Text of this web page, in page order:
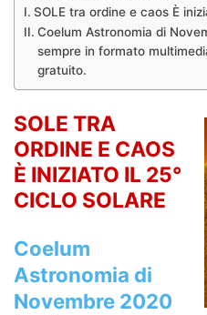
SOLE tra ordine e caos È
Coelum Astronomia di
sempre in formato
gratuito.
SOLE TRA
ORDINE E CAOS
È INIZIATO IL 25°
CICLO SOLARE
Coelum
Astronomia di
Novembre 2020